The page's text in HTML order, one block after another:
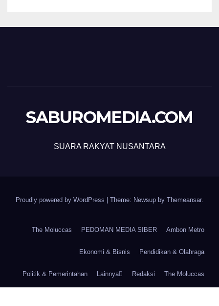
SABUROMEDIA.COM
SUARA RAKYAT NUSANTARA
Proudly powered by WordPress Theme: Newsup by Themeansar.
The Moluccas PEDOMAN MEDIA SIBER Ambon Metro
Ekonomi & Bisnis Pendidikan & Olahraga
Politik & Pemerintahan Lainnya Redaksi The Moluccas